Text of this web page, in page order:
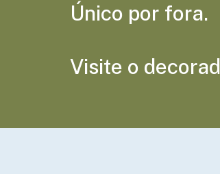
Único por fora.
Visite o